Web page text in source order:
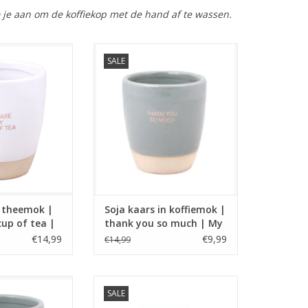
aan om de koffiekop met de hand af te wassen.
keramische
met de
WINKELWAGEN
theemok |
of tea |
€14,99
SALE
sojawas in een keramische
koffiemok afgewerkt met de
gouden print: Thank you so
TOEVOEGEN AAN WINKELWAGEN
Soja kaars in koffiemok |
thank you so much | My
flame
€14,99 €9,99
keramische
SALE
sojawas in een keramische